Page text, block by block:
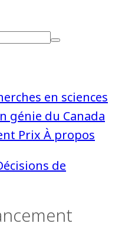
de
Prix À propos
en sciences
génie du Canada